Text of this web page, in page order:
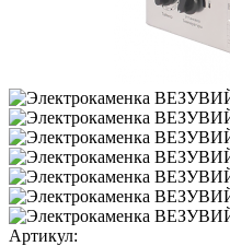
Артикул: